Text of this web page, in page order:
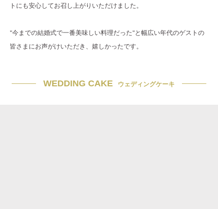
トにも安心してお召し上がりいただけました。
"今までの結婚式で一番美味しい料理だった"と幅広い年代のゲストの
皆さまにお声がけいただき、嬉しかったです。
WEDDING CAKE ウェディングケーキ